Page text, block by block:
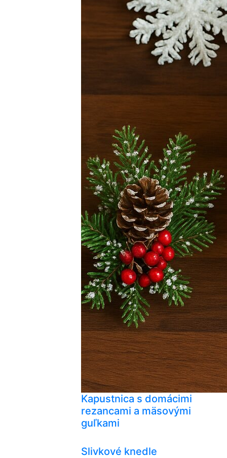
Kapustnica s domácimi
rezancami a mäsovými
guľkami
Slivkové knedle